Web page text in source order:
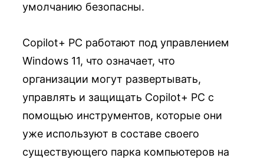
умолчанию безопасны.
Copilot+ PC работают под управлением
Windows 11, что означает, что
организации могут развертывать,
управлять и защищать Copilot+ PC с
помощью инструментов, которые они
уже используют в составе своего
существующего парка компьютеров на